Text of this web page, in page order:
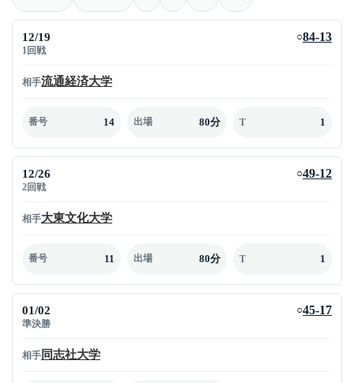
12/19
1回戦
○84-13
相手流通経済大学
番号 14 出場 80分 T 1
12/26
2回戦
○49-12
相手大東文化大学
番号 11 出場 80分 T 1
01/02
準決勝
○45-17
相手 同志社大学